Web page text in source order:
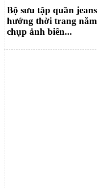
Bộ sưu tập quần
hướng thời trang
chụp ảnh biên...